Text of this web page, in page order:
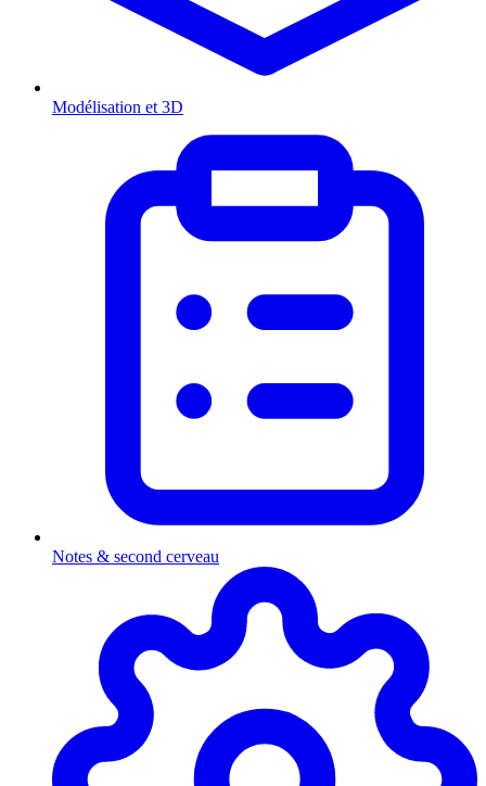
Modélisation et 3D
Notes & second cerveau